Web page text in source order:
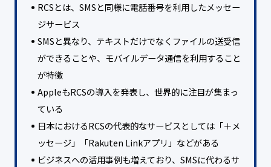
RCSとは、SMSと同様に電話番号を利用したメッセー
ジサービス
SMSと異なり、テキストだけでなくファイルの送受信
ができることや、モバイルデータ通信を利用すること
が特徴
AppleもRCSの導入を発表し、世界的に注目が集まっ
ている
日本におけるRCSの代表的なサービスとしては「＋メ
ッセージ」「Rakuten Linkアプリ」などがある
ビジネスへの活用事例も増えており、SMSに代わるサ